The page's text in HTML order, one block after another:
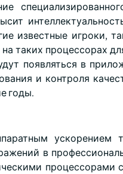
известные игроки,
таких процессорах
появляться в
и контроля
годы.
ускорением
в
процессорами